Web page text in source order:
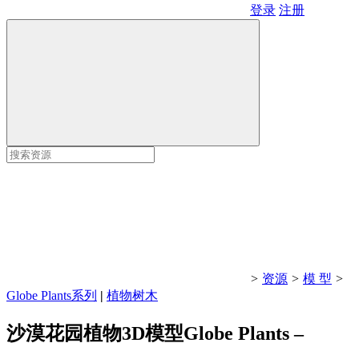
登录 注册
> 资源 > 模 型 >
Globe Plants系列 | 植物树木
沙漠花园植物3D模型Globe Plants –